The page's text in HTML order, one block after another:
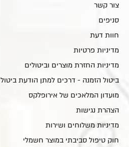
צור קשר
סניפים
חוות דעת
מדיניות פרטיות
מדיניות החזרת מוצרים וביטולים
ביטול הזמנה - דרכים למתן הודעת ביטול
מועדון המלאכים של אירופלקס
הצהרת נגישות
מדיניות משלוחים ושירות
חוק טיפול סביבתי במוצר חשמלי